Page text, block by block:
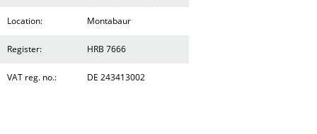
Location: Montabaur
Register: HRB 7666
VAT reg. no.: DE 243413002